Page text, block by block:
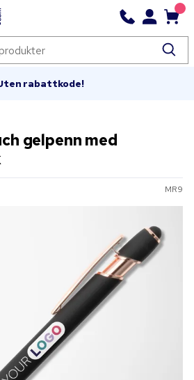
rabattkode!
gelpenn med
MR9